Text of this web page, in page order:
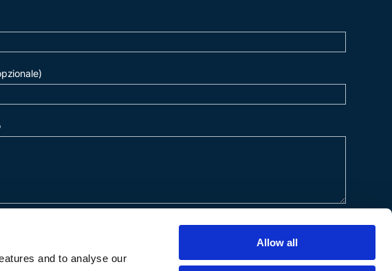
and to analyse our
Allow all